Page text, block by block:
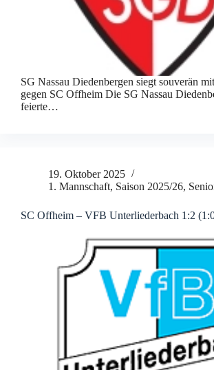
SG Nassau Diedenbergen siegt souverän
gegen SC Offheim Die SG Nassau
feierte…
19. Oktober 2025
1. Mannschaft, Saison 2025/26,
SC Offheim – VFB Unterliederbach 1:2